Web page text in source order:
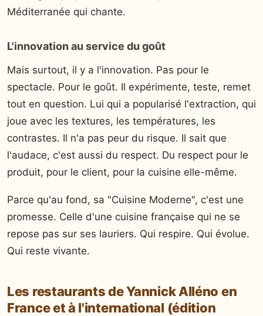
Méditerranée qui chante.
L'innovation au service du goût
Mais surtout, il y a l'innovation. Pas pour le
spectacle. Pour le goût. Il expérimente, teste, remet
tout en question. Lui qui a popularisé l'extraction, qui
joue avec les textures, les températures, les
contrastes. Il n'a pas peur du risque. Il sait que
l'audace, c'est aussi du respect. Du respect pour le
produit, pour le client, pour la cuisine elle-même.
Parce qu'au fond, sa "Cuisine Moderne", c'est une
promesse. Celle d'une cuisine française qui ne se
repose pas sur ses lauriers. Qui respire. Qui évolue.
Qui reste vivante.
Les restaurants de Yannick Alléno en
France et à l'international (édition